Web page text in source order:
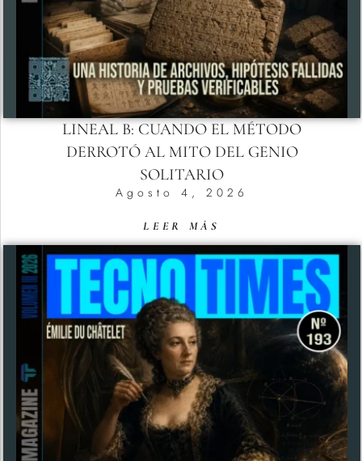
LINEAL B: CUANDO EL MÉTODO
DERROTÓ AL MITO DEL GENIO
SOLITARIO
Agosto 4, 2026
LEER MÁS